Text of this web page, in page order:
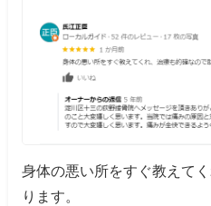
身体の悪い所をすぐ教えて
ります。